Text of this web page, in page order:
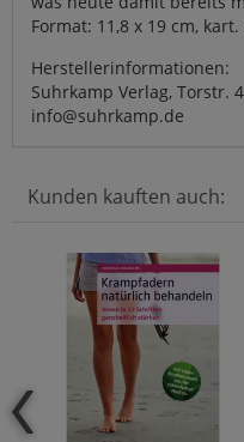
Format: 11,8 x 19 cm,
Herstellerinformationen:
Suhrkamp Verlag, Torstr.
info@suhrkamp.de
Kunden kauften auch: